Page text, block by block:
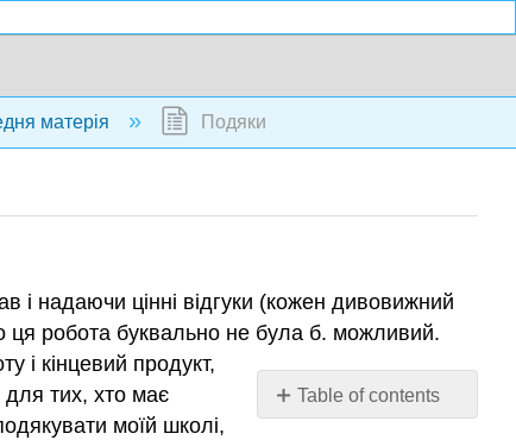
матерія Подяки
Table of contents
No
і надаючи цінні відгуки (кожен дивовижний
ця робота буквально не була б. можливий.
і кінцевий продукт,
для тих, хто має
моїй школі,